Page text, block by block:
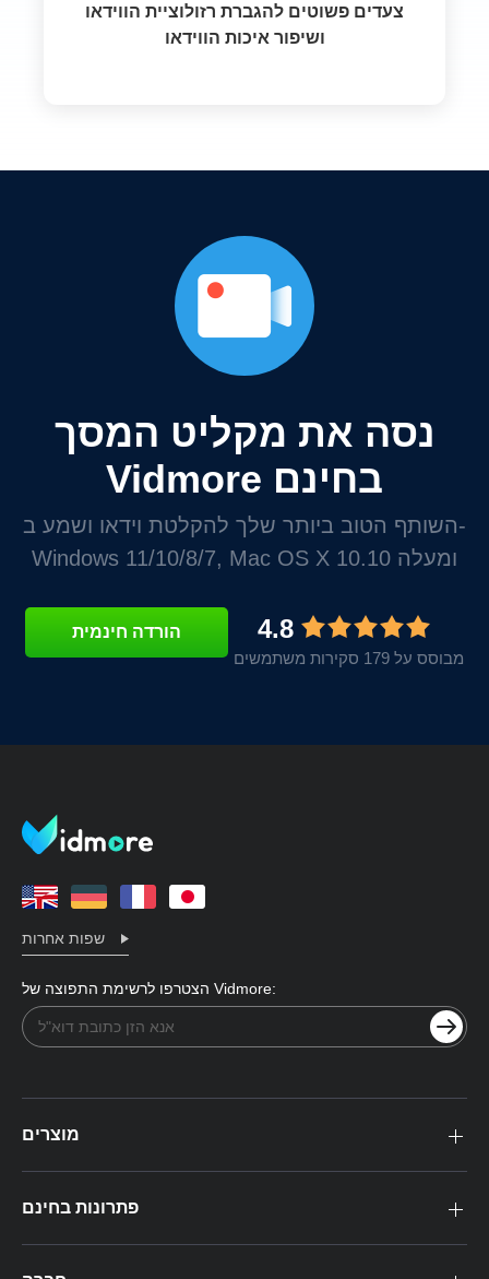
צעדים פשוטים להגברת רזולוציית הווידאו
ושיפור איכות הווידאו
נסה את מקליט המסך
Vidmore בחינם
השותף הטוב ביותר שלך להקלטת וידאו ושמע ב-
Windows 11/10/8/7, Mac OS X 10.10 ומעלה
הורדה חינמית 4.8
מבוסס על 179 סקירות משתמשים
שפות אחרות
הצטרפו לרשימת התפוצה של Vidmore:
מוצרים
פתרונות בחינם